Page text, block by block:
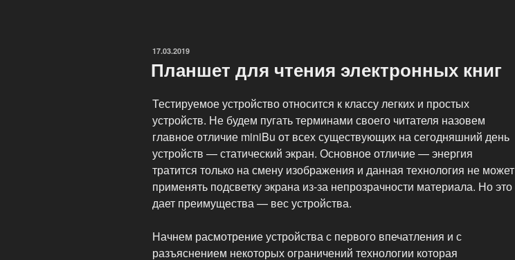
ОПУБЛИКОВАНО
17.03.2019
Планшет для чтения электронных книг
Тестируемое устройство относится к классу легких и простых
устройств. Не будем пугать терминами своего читателя назовем
главное отличие miniBu от всех существующих на сегодняшний день
устройств — статический экран. Основное отличие — энергия
тратится только на смену изображения и данная технология не может
применять подсветку экрана из-за непрозрачности материала. Но это
дает преимущества — вес устройства.
Начнем расмотрение устройства с первого впечатления и с
разъяснением некоторых ограничений технологии которая